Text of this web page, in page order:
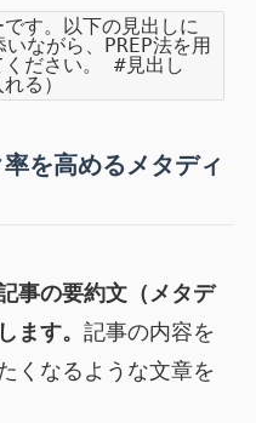
す。以下の見出しに
ながら、PREP法を用
ださい。 #見出し
る）
を高めるメタディ
事の要約文（メタデ
ます。 記事の内容を
くなるような文章を